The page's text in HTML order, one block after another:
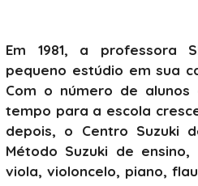
Em 1981, a professora
pequeno estúdio em sua
Com o número de
tempo para a escola
depois, o Centro Suzuki
Método Suzuki de
viola, violoncelo, piano,